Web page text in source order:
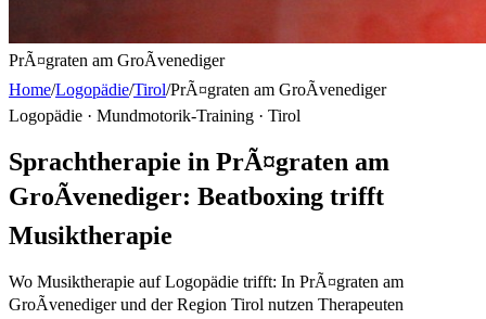
PrÃ¤graten am GroÃvenediger
Home/Logopädie/Tirol/PrÃ¤graten am GroÃvenediger
Logopädie · Mundmotorik-Training · Tirol
Sprachtherapie in PrÃ¤graten am
GroÃvenediger: Beatboxing trifft
Musiktherapie
Wo Musiktherapie auf Logopädie trifft: In PrÃ¤graten am
GroÃvenediger und der Region Tirol nutzen Therapeuten